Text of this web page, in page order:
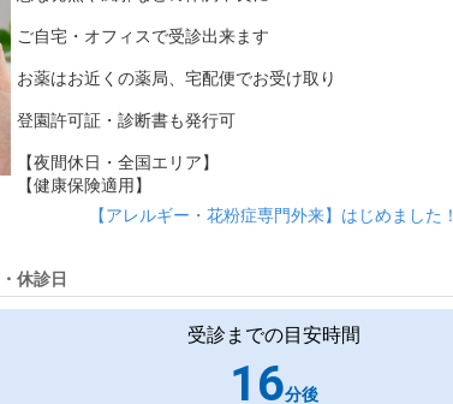
ご自宅・オフィスで受診出来ます
お薬はお近くの薬局、宅配便でお受け取り
登園許可証・診断書も発行可
【夜間休日・全国エリア】
【健康保険適用】
【アレルギー・花粉症専門外来】はじめました！
休診日
受診までの目安時間
16分後